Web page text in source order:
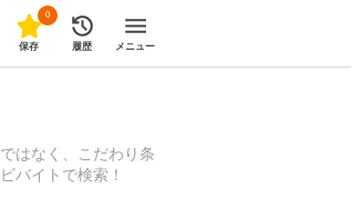
0
保存 履歴 メニュー
はなく、こだわり条
バイトで検索！